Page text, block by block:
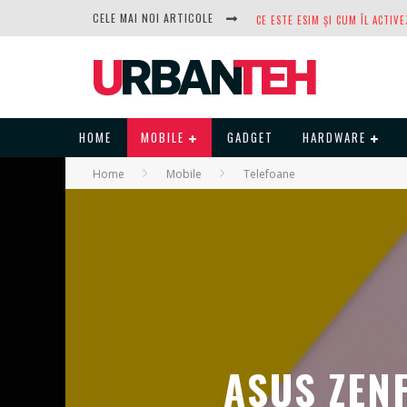
CELE MAI NOI ARTICOLE
DUPĂ ANI DE REFUZURI,
HOME MOBILE GADGET HARDWARE
Home Mobile Telefoane
ASUS